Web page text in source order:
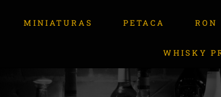
MINIATURAS PETACA RON
WHISKY